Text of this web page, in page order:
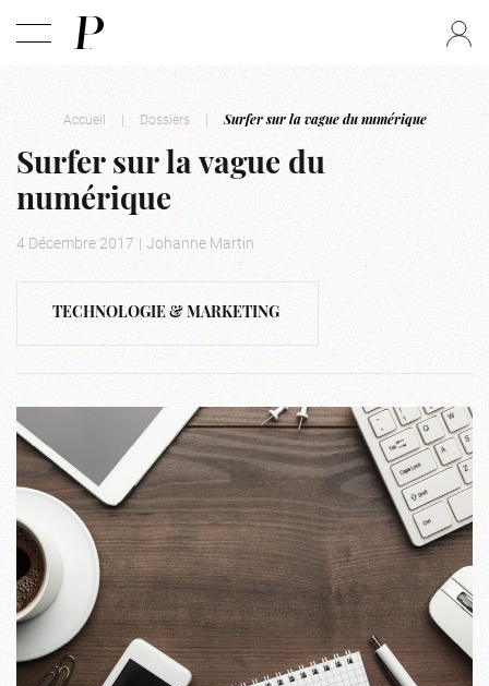
Accueil | Dossiers | Surfer sur la vague du numérique
Surfer sur la vague du
numérique
4 Décembre 2017 | Johanne Martin
TECHNOLOGIE & MARKETING